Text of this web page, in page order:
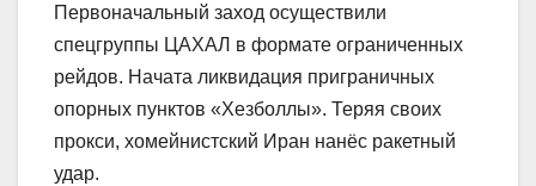
Первоначальный заход осуществили
спецгруппы ЦАХАЛ в формате ограниченных
рейдов. Начата ликвидация приграничных
опорных пунктов «Хезболлы». Теряя своих
прокси, хомейнистский Иран нанёс ракетный
удар.